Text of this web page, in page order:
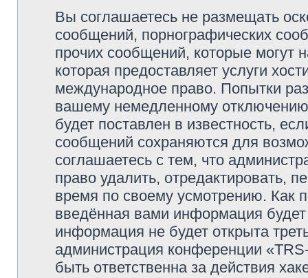
Вы соглашаетесь не размещать
сообщений, порнографических
прочих сообщений, которые могут
которая предоставляет услуги
международное право. Попытки
вашему немедленному
будет поставлен в известность,
сообщений сохраняются для
соглашаетесь с тем, что
право удалить, отредактировать,
время по своему усмотрению. Как
введённая вами информация
информация не будет открыта
администрация конференции
быть ответственна за действия